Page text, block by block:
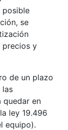
posible
se
precios y
de un plazo
las
quedar en
ley 19.496
equipo).